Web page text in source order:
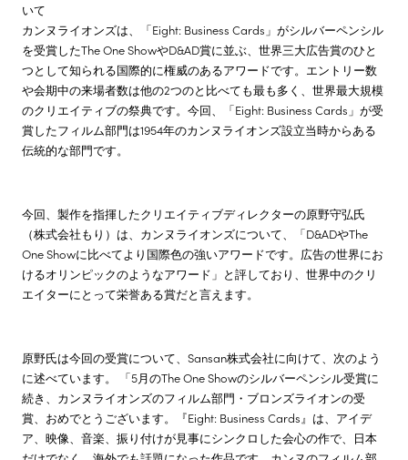
いて
カンヌライオンズは、「Eight: Business Cards」がシルバーペンシル
を受賞したThe One ShowやD&AD賞に並ぶ、世界三大広告賞のひと
つとして知られる国際的に権威のあるアワードです。エントリー数
や会期中の来場者数は他の2つのと比べても最も多く、世界最大規模
のクリエイティブの祭典です。今回、「Eight: Business Cards」が受
賞したフィルム部門は1954年のカンヌライオンズ設立当時からある
伝統的な部門です。
今回、製作を指揮したクリエイティブディレクターの原野守弘氏
（株式会社もり）は、カンヌライオンズについて、「D&ADやThe
One Showに比べてより国際色の強いアワードです。広告の世界にお
けるオリンピックのようなアワード」と評しており、世界中のクリ
エイターにとって栄誉ある賞だと言えます。
原野氏は今回の受賞について、Sansan株式会社に向けて、次のよう
に述べています。 「5月のThe One Showのシルバーペンシル受賞に
続き、カンヌライオンズのフィルム部門・ブロンズライオンの受
賞、おめでとうございます。『Eight: Business Cards』は、アイデ
ア、映像、音楽、振り付けが見事にシンクロした会心の作で、日本